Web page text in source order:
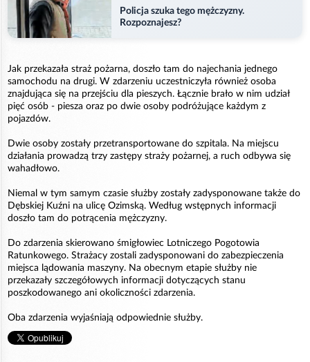
Policja szuka tego mężczyzny.
Rozpoznajesz?
Jak przekazała straż pożarna, doszło tam do najechania jednego
samochodu na drugi. W zdarzeniu uczestniczyła również osoba
znajdująca się na przejściu dla pieszych. Łącznie brało w nim udział
pięć osób - piesza oraz po dwie osoby podróżujące każdym z
pojazdów.
Dwie osoby zostały przetransportowane do szpitala. Na miejscu
działania prowadzą trzy zastępy straży pożarnej, a ruch odbywa się
wahadłowo.
Niemal w tym samym czasie służby zostały zadysponowane także do
Dębskiej Kuźni na ulicę Ozimską. Według wstępnych informacji
doszło tam do potrącenia mężczyzny.
Do zdarzenia skierowano śmigłowiec Lotniczego Pogotowia
Ratunkowego. Strażacy zostali zadysponowani do zabezpieczenia
miejsca lądowania maszyny. Na obecnym etapie służby nie
przekazały szczegółowych informacji dotyczących stanu
poszkodowanego ani okoliczności zdarzenia.
Oba zdarzenia wyjaśniają odpowiednie służby.